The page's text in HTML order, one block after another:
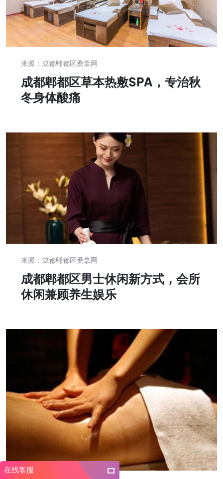
在线客服
来源：成都郫都区桑拿网
成都郫都区草本热敷SPA，专治秋
冬身体酸痛
来源：成都郫都区桑拿网
成都郫都区男士休闲新方式，会所
休闲兼顾养生娱乐